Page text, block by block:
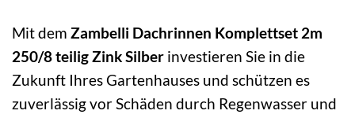
Mit dem Zambelli Dachrinnen Komplettset 2m
250/8 teilig Zink Silber investieren Sie in die
Zukunft Ihres Gartenhauses und schützen es
zuverlässig vor Schäden durch Regenwasser und